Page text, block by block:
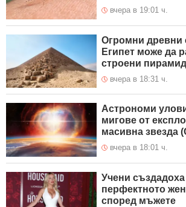
вчера в 19:01 ч.
Огромни
Египет може да
строени
вчера в 18:31 ч.
Астрономи
мигове от
масивна звезда
вчера в 18:01 ч.
Учени
перфектното
според мъжете